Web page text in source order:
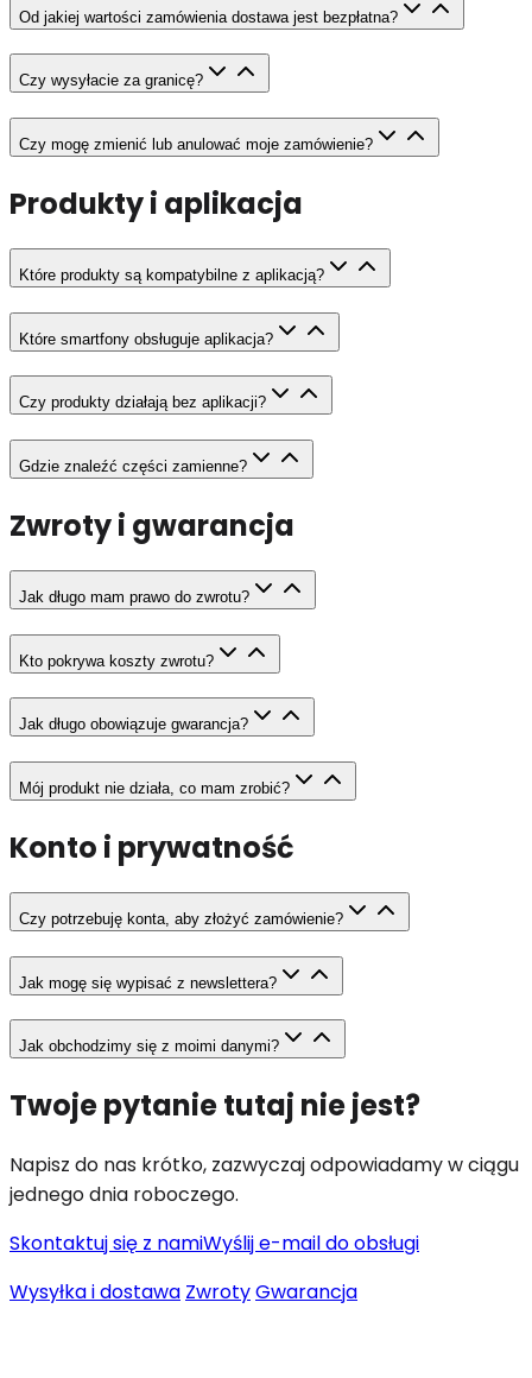
Od jakiej wartości zamówienia dostawa jest bezpłatna?
Czy wysyłacie za granicę?
Czy mogę zmienić lub anulować moje zamówienie?
Produkty i aplikacja
Które produkty są kompatybilne z aplikacją?
Które smartfony obsługuje aplikacja?
Czy produkty działają bez aplikacji?
Gdzie znaleźć części zamienne?
Zwroty i gwarancja
Jak długo mam prawo do zwrotu?
Kto pokrywa koszty zwrotu?
Jak długo obowiązuje gwarancja?
Mój produkt nie działa, co mam zrobić?
Konto i prywatność
Czy potrzebuję konta, aby złożyć zamówienie?
Jak mogę się wypisać z newslettera?
Jak obchodzimy się z moimi danymi?
Twoje pytanie tutaj nie jest?
Napisz do nas krótko, zazwyczaj odpowiadamy w ciągu
jednego dnia roboczego.
Skontaktuj się z namiWyślij e-mail do obsługi
Wysyłka i dostawa ZwrotyGwarancja